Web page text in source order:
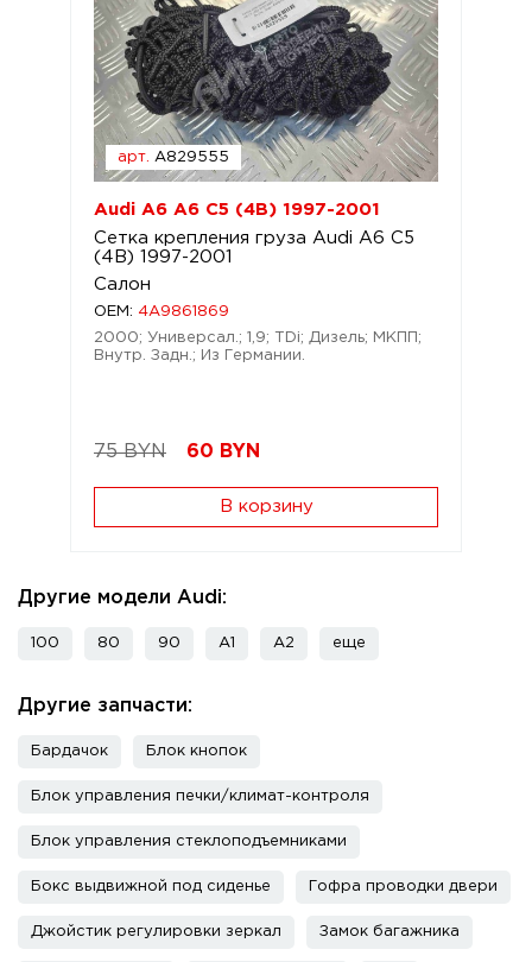
арт. A829555
Audi A6 A6 C5 (4B) 1997-2001
Сетка крепления груза Audi A6 C5
(4B) 1997-2001
Салон
OEM: 4A9861869
2000; Универсал.; 1,9; TDi; Дизель; МКПП;
Внутр. Задн.; Из Германии.
75 BYN 60 BYN
В корзину
Другие модели Audi:
100 80 90 A1 A2 еще
Другие запчасти:
Бардачок Блок кнопок
Блок управления печки/климат-контроля
Блок управления стеклоподъемниками
Бокс выдвижной под сиденье Гофра проводки двери
Джойстик регулировки зеркал Замок багажника